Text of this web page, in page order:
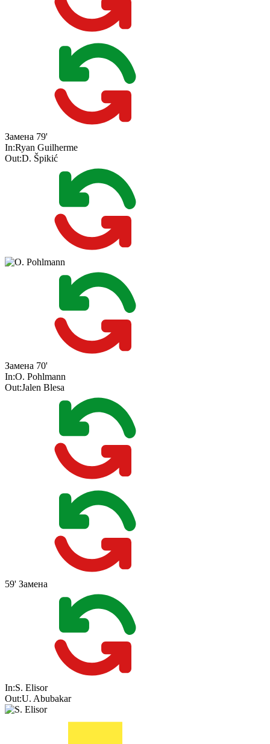
Замена 79'
In:Ryan Guilherme
Out:D. Špikić
Замена 70'
In:O. Pohlmann
Out:Jalen Blesa
59' Замена
In:S. Elisor
Out:U. Abubakar